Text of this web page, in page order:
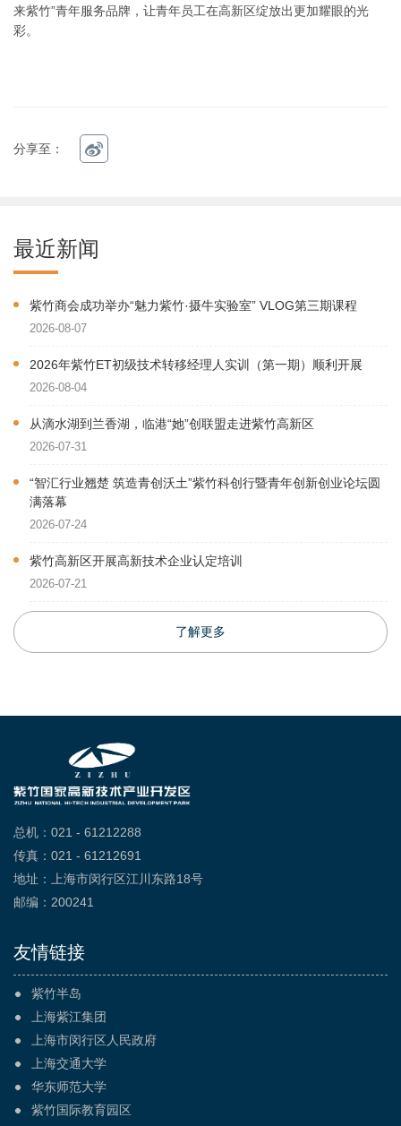
来紫竹”青年服务品牌，让青年员工在高新区绽放出更加耀眼的光
彩。
分享至：
最近新闻
紫竹商会成功举办“魅力紫竹·摄牛实验室” VLOG第三期课程
2026-08-07
2026年紫竹ET初级技术转移经理人实训（第一期）顺利开展
2026-08-04
从滴水湖到兰香湖，临港“她”创联盟走进紫竹高新区
2026-07-31
“智汇行业翘楚 筑造青创沃土”紫竹科创行暨青年创新创业论坛圆
满落幕
2026-07-24
紫竹高新区开展高新技术企业认定培训
2026-07-21
了解更多
总机：021 - 61212288
传真：021 - 61212691
地址：上海市闵行区江川东路18号
邮编：200241
友情链接
紫竹半岛
上海紫江集团
上海市闵行区人民政府
上海交通大学
华东师范大学
紫竹国际教育园区